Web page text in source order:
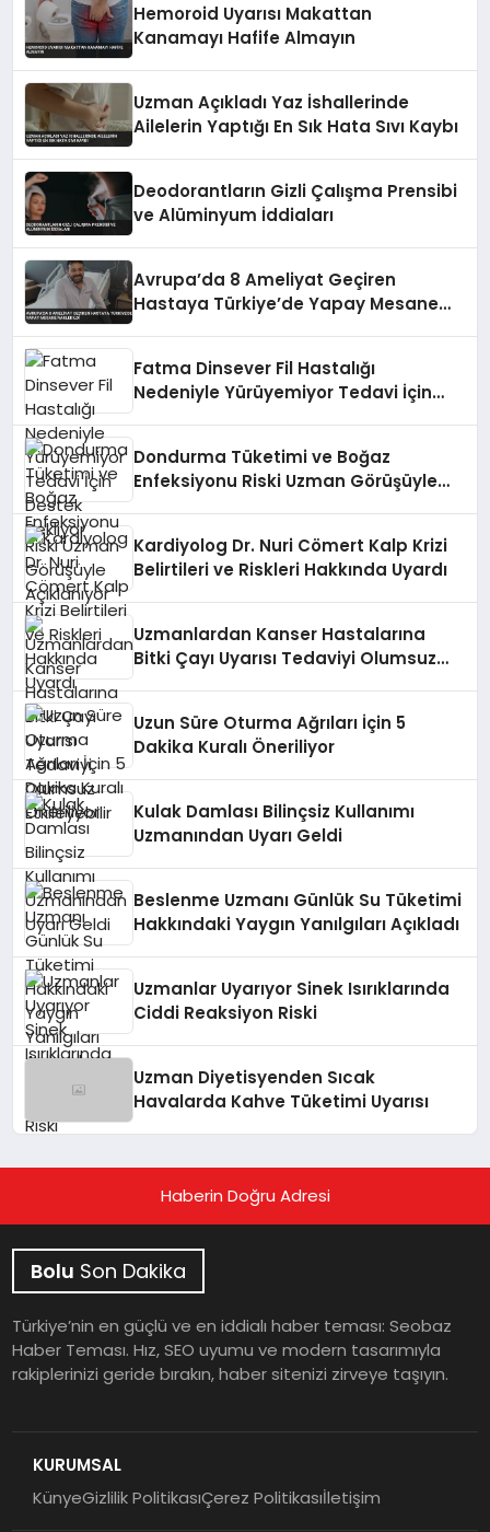
Hemoroid Uyarısı Makattan
Kanamayı Hafife Almayın
Uzman Açıkladı Yaz İshallerinde
Ailelerin Yaptığı En Sık Hata Sıvı Kaybı
Deodorantların Gizli Çalışma Prensibi
ve Alüminyum İddiaları
Avrupa’da 8 Ameliyat Geçiren
Hastaya Türkiye’de Yapay Mesane
Fatma Dinsever Fil Hastalığı
Nedeniyle Yürüyemiyor Tedavi İçin
Dondurma Tüketimi ve Boğaz
Enfeksiyonu Riski Uzman Görüşüyle
Kardiyolog Dr. Nuri Cömert Kalp Krizi
Belirtileri ve Riskleri Hakkında Uyardı
Uzmanlardan Kanser Hastalarına
Bitki Çayı Uyarısı Tedaviyi Olumsuz
Uzun Süre Oturma Ağrıları İçin 5
Dakika Kuralı Öneriliyor
Kulak Damlası Bilinçsiz Kullanımı
Uzmanından Uyarı Geldi
Beslenme Uzmanı Günlük Su Tüketimi
Hakkındaki Yaygın Yanılgıları Açıkladı
Uzmanlar Uyarıyor Sinek Isırıklarında
Ciddi Reaksiyon Riski
Uzman Diyetisyenden Sıcak
Havalarda Kahve Tüketimi Uyarısı
Haberin Doğru Adresi
Bolu Son Dakika
Türkiye’nin en güçlü ve en iddialı haber teması: Seobaz
Haber Teması. Hız, SEO uyumu ve modern tasarımıyla
rakiplerinizi geride bırakın, haber sitenizi zirveye taşıyın.
KURUMSAL
KünyeGizlilik PolitikasıÇerez Politikasıİletişim